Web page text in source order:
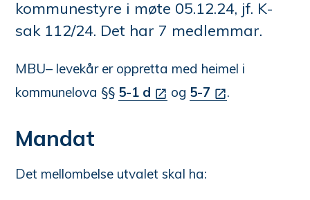
kommunestyre i møte 05.12.24, jf. K-
sak 112/24. Det har 7 medlemmar.
MBU– levekår er oppretta med heimel i
kommunelova §§ 5-1 d og 5-7 .
Mandat
Det mellombelse utvalet skal ha: